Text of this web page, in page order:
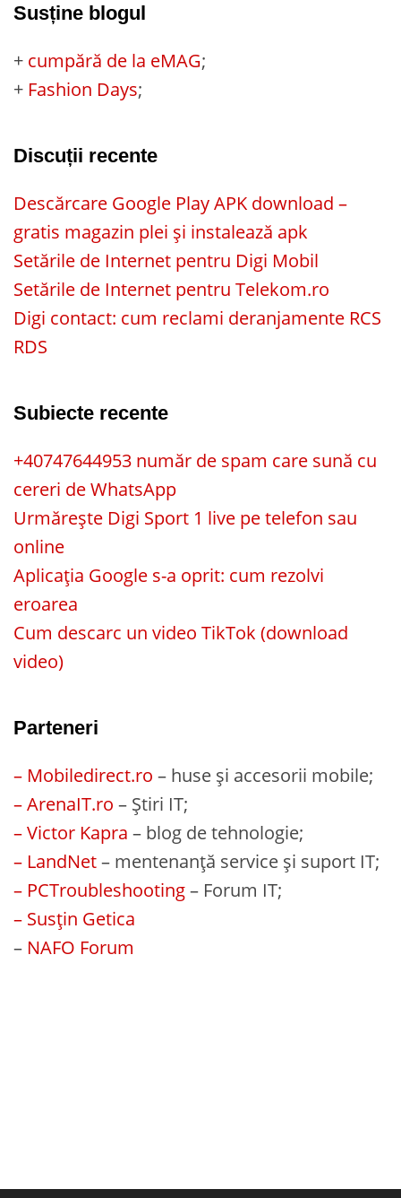
Susține blogul
+ cumpără de la eMAG;
+ Fashion Days;
Discuții recente
Descărcare Google Play APK download –
gratis magazin plei și instalează apk
Setările de Internet pentru Digi Mobil
Setările de Internet pentru Telekom.ro
Digi contact: cum reclami deranjamente RCS
RDS
Subiecte recente
+40747644953 număr de spam care sună cu
cereri de WhatsApp
Urmărește Digi Sport 1 live pe telefon sau
online
Aplicația Google s-a oprit: cum rezolvi
eroarea
Cum descarc un video TikTok (download
video)
Parteneri
– Mobiledirect.ro – huse și accesorii mobile;
– ArenaIT.ro – Știri IT;
– Victor Kapra – blog de tehnologie;
– LandNet– mentenanță service și suport IT;
– PCTroubleshooting– Forum IT;
– Susțin Getica
– NAFO Forum